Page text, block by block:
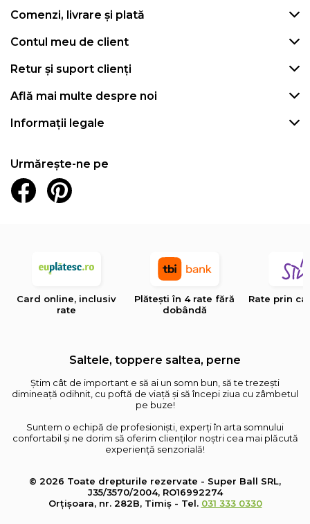
Comenzi, livrare și plată
Contul meu de client
Retur și suport clienți
Află mai multe despre noi
Informații legale
Urmărește-ne pe
Card online, inclusiv
rate
Plătești în 4 rate fără
dobândă
Rate prin
Saltele, toppere saltea, perne
Știm cât de important e să ai un somn bun, să te trezești
dimineață odihnit, cu poftă de viață și să începi ziua cu zâmbetul
pe buze!
Suntem o echipă de profesioniști, experți în arta somnului
confortabil și ne dorim să oferim clienților noștri cea mai plăcută
experiență senzorială!
© 2026 Toate drepturile rezervate - Super Ball SRL,
J35/3570/2004, RO16992274
Orțișoara, nr. 282B, Timiș - Tel. 031 333 0330